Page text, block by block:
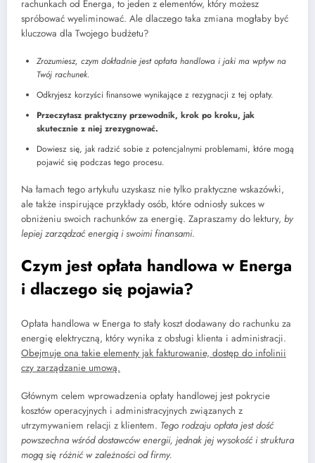
rachunkach od Energa, to jeden z elementów, który możesz
spróbować wyeliminować. Ale dlaczego taka zmiana mogłaby być
kluczowa dla Twojego budżetu?
Zrozumiesz, czym dokładnie jest opłata handlowa i jaki ma wpływ na
Twój rachunek.
Odkryjesz korzyści finansowe wynikające z rezygnacji z tej opłaty.
Przeczytasz praktyczny przewodnik, krok po kroku, jak
skutecznie z niej zrezygnować.
Dowiesz się, jak radzić sobie z potencjalnymi problemami, które mogą
pojawić się podczas tego procesu.
Na łamach tego artykułu uzyskasz nie tylko praktyczne wskazówki,
ale także inspirujące przykłady osób, które odniosły sukces w
obniżeniu swoich rachunków za energię. Zapraszamy do lektury, by
lepiej zarządzać energią i swoimi finansami.
Czym jest opłata handlowa w Energa
i dlaczego się pojawia?
Opłata handlowa w Energa to stały koszt dodawany do rachunku za
energię elektryczną, który wynika z obsługi klienta i administracji.
Obejmuje ona takie elementy jak fakturowanie, dostęp do infolinii
czy zarządzanie umową.
Głównym celem wprowadzenia opłaty handlowej jest pokrycie
kosztów operacyjnych i administracyjnych związanych z
utrzymywaniem relacji z klientem. Tego rodzaju opłata jest dość
powszechna wśród dostawców energii, jednak jej wysokość i struktura
mogą się różnić w zależności od firmy.